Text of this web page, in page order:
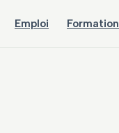
Emploi Formation